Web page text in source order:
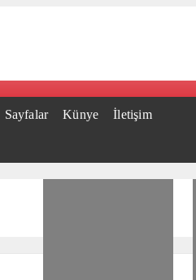
Sayfalar Künye İletişim